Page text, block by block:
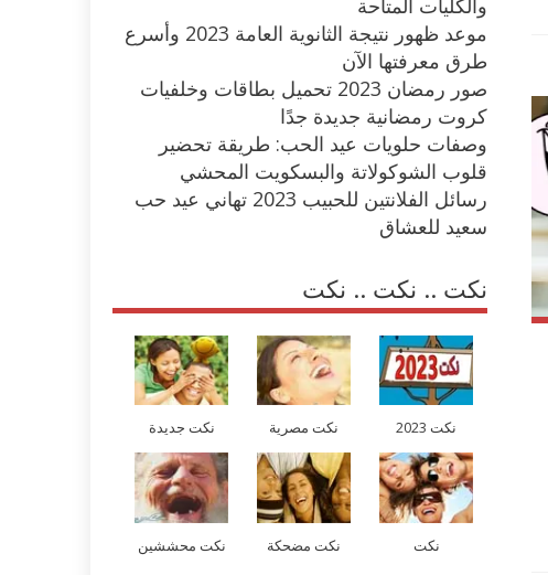
والكليات المتاحة
موعد ظهور نتيجة الثانوية العامة 2023 وأسرع
طرق معرفتها الآن
صور رمضان 2023 تحميل بطاقات وخلفيات
كروت رمضانية جديدة جدًا
وصفات حلويات عيد الحب: طريقة تحضير
قلوب الشوكولاتة والبسكويت المحشي
رسائل الفلانتين للحبيب 2023 تهاني عيد حب
سعيد للعشاق
نكت .. نكت .. نكت
نكت 2023 نكت مصرية نكت جديدة
نكت نكت مضحكة نكت محششين